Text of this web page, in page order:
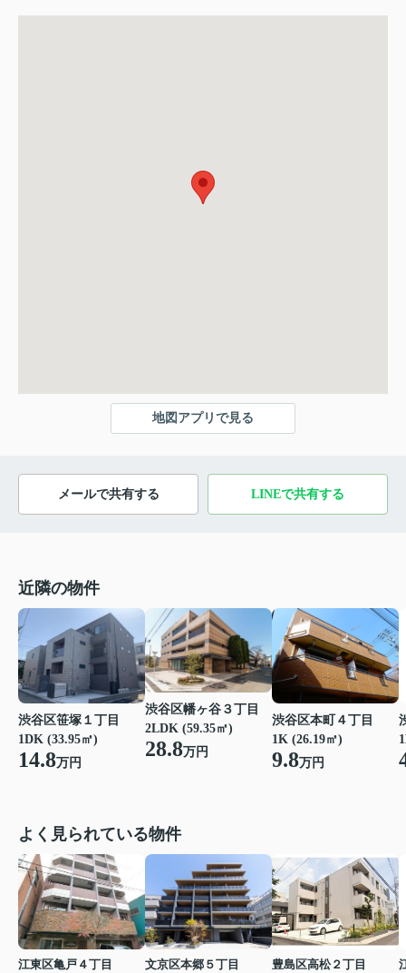
地図アプリで見る
メールで共有する LINEで共有する
近隣の物件
渋谷区笹塚１丁目
1DK (33.95㎡)
14.8万円
渋谷区幡ヶ谷３丁目
2LDK (59.35㎡)
28.8万円
渋谷区本町４丁目
1K (26.19㎡)
9.8万円
よく見られている物件
江東区亀戸４丁目
文京区本郷５丁目
豊島区高松２丁目